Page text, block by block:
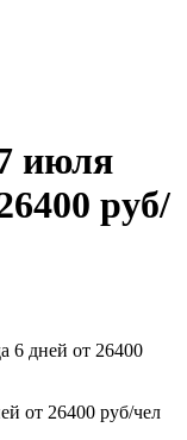
июля
руб/
6 дней от 26400
от 26400 руб/чел